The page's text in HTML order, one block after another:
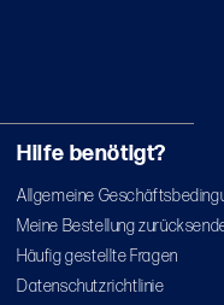
Hilfe benötigt?
Allgemeine
Meine Bestellung
Häufig gestellte Fragen
Datenschutzrichtlinie